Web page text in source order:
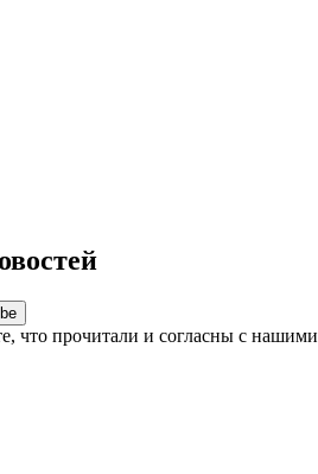
что прочитали и согласны с нашими